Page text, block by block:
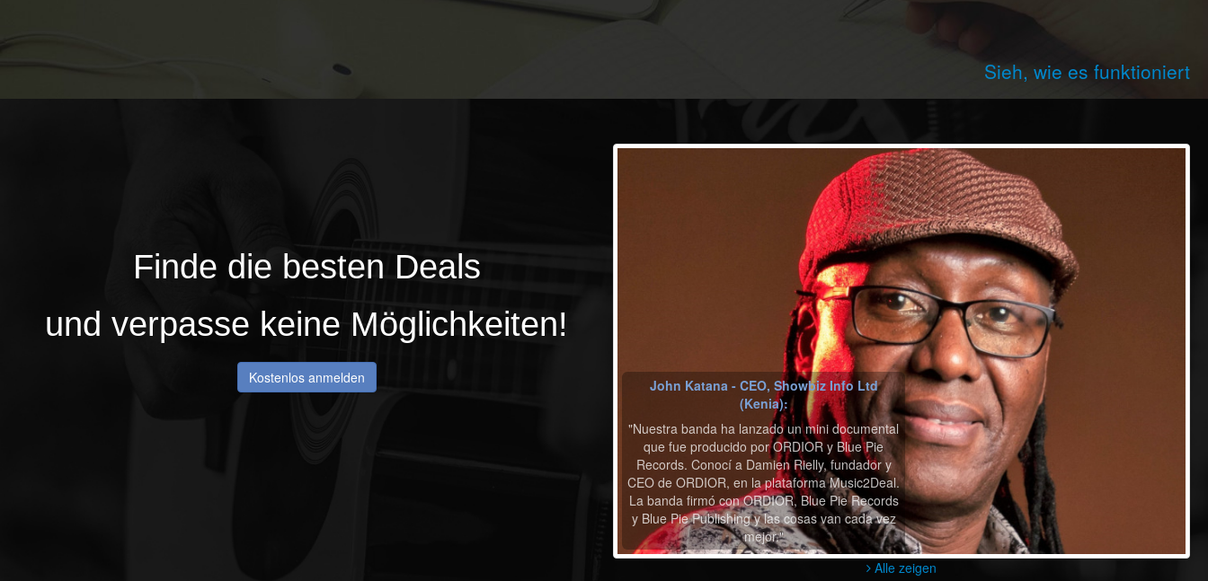
Sieh, wie es funktioniert
Finde die besten Deals
und verpasse keine Möglichkeiten!
Kostenlos anmelden
John Katana - CEO, Showbiz Info Ltd
(Kenia):
"Nuestra banda ha lanzado un mini documental
que fue producido por ORDIOR y Blue Pie
Records. Conocí a Damien Rielly, fundador y
CEO de ORDIOR, en la plataforma Music2Deal.
La banda firmó con ORDIOR, Blue Pie Records
y Blue Pie Publishing y las cosas van cada vez
mejor."
Alle zeigen